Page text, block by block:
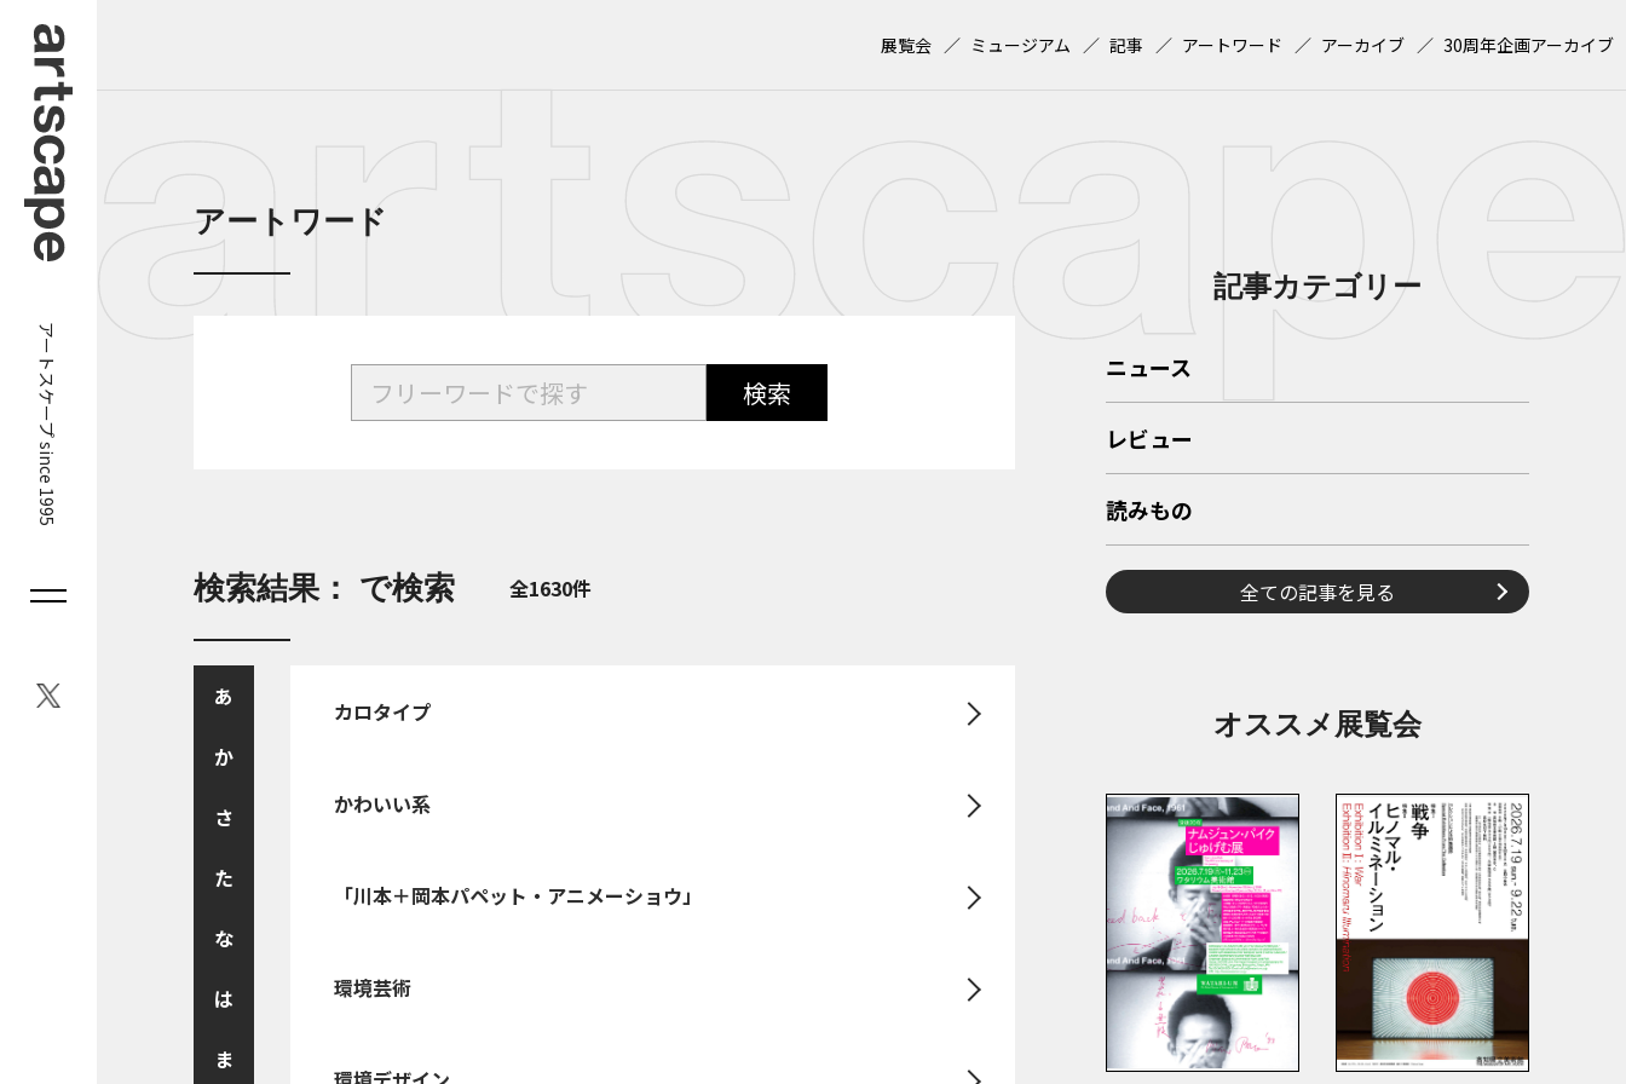
アートスケープ since 1995
展覧会 ミュージアム 記事 アートワード アーカイブ 30周年企画アーカイブ
アートワード
検索
検索結果： で検索 全1630件
あ
か
さ
た
な
は
ま
カロタイプ
かわいい系
「川本＋岡本パペット・アニメーショウ」
環境芸術
記事カテゴリー
ニュース
レビュー
読みもの
全ての記事を見る
オススメ展覧会